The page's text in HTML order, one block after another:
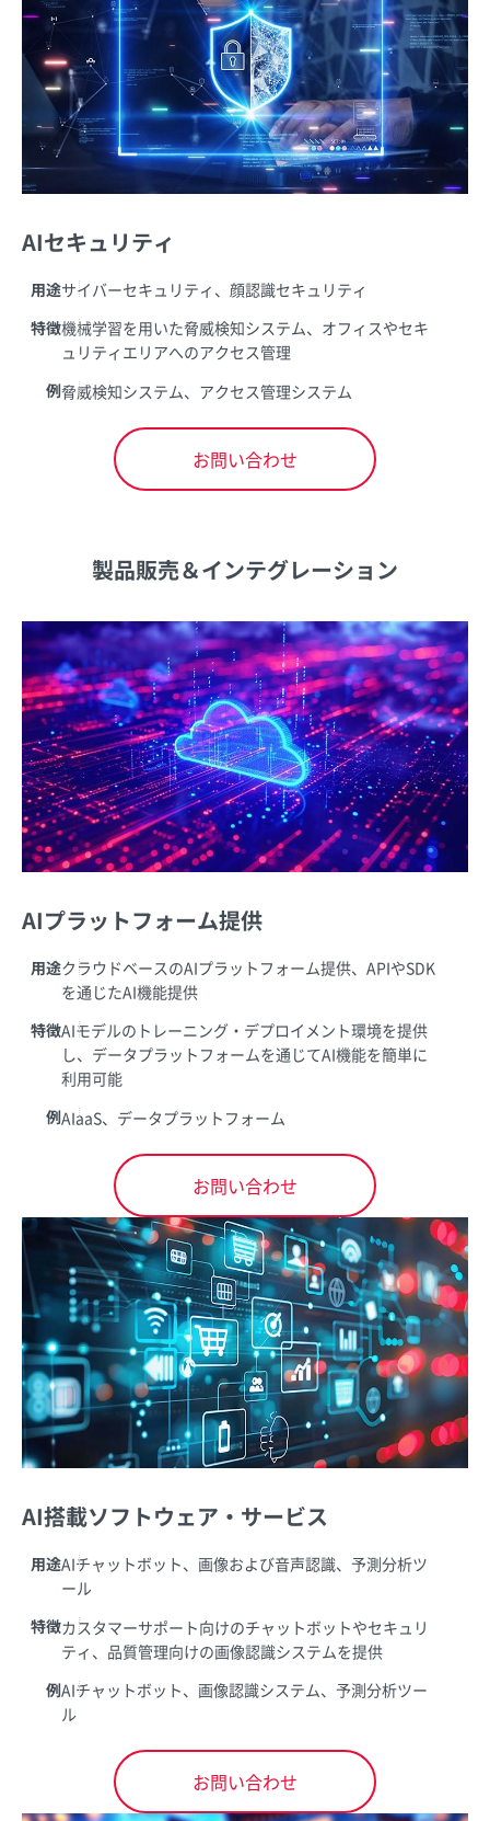
AIセキュリティ
用途サイバーセキュリティ、顔認識セキュリティ
特徴機械学習を用いた脅威検知システム、オフィスやセキ
ュリティエリアへのアクセス管理
例脅威検知システム、アクセス管理システム
お問い合わせ
製品販売＆インテグレーション
AIプラットフォーム提供
用途クラウドベースのAIプラットフォーム提供、APIやSDK
を通じたAI機能提供
特徴AIモデルのトレーニング・デプロイメント環境を提供
し、データプラットフォームを通じてAI機能を簡単に
利用可能
例AIaaS、データプラットフォーム
お問い合わせ
AI搭載ソフトウェア・サービス
用途AIチャットボット、画像および音声認識、予測分析ツ
ール
特徴カスタマーサポート向けのチャットボットやセキュリ
ティ、品質管理向けの画像認識システムを提供
例AIチャットボット、画像認識システム、予測分析ツー
ル
お問い合わせ